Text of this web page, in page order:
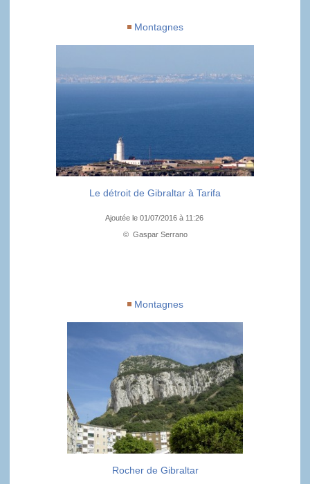
Montagnes
Le détroit de Gibraltar à Tarifa
Ajoutée le 01/07/2016 à 11:26
© Gaspar Serrano
Montagnes
Rocher de Gibraltar